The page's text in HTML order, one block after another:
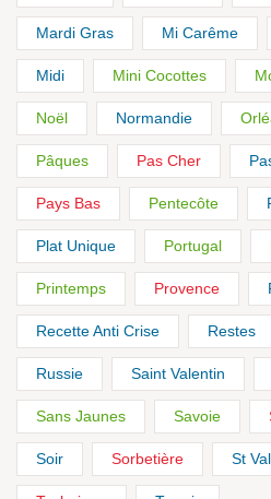
Mardi Gras Mi Carême
Midi Mini Cocottes
Noël Normandie
Pâques Pas Cher
Pays Bas Pentecôte
Plat Unique Portugal
Printemps Provence
Recette Anti Crise Restes
Russie Saint Valentin
Sans Jaunes Savoie
Soir Sorbetière St